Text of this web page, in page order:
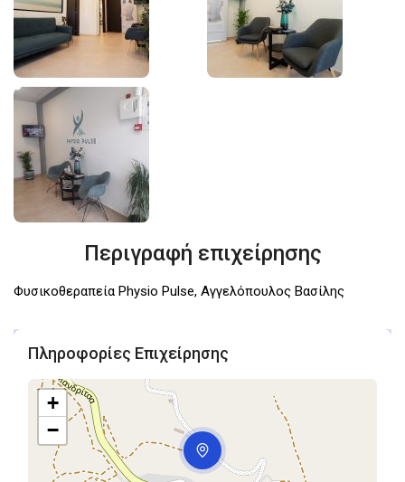
Περιγραφή επιχείρησης
Φυσικοθεραπεία Physio Pulse, Αγγελόπουλος Βασίλης
Πληροφορίες Επιχείρησης
+
−